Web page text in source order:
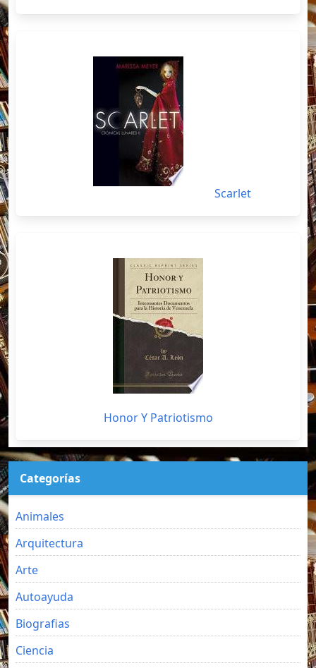
Scarlet
Honor Y Patriotismo
Categorías
Animales
Arquitectura
Arte
Autoayuda
Biografias
Ciencia